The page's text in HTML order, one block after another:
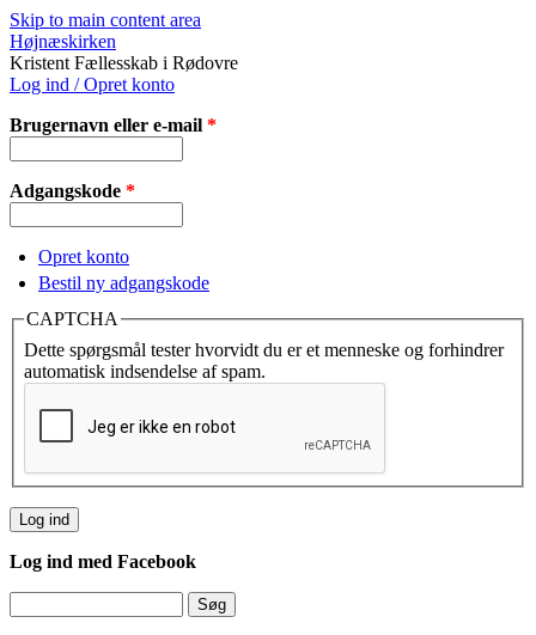
Skip to main content area
Højnæskirken
Kristent Fællesskab i Rødovre
Log ind / Opret konto
Brugernavn eller e-mail *
Adgangskode *
Opret konto
Bestil ny adgangskode
CAPTCHA
Dette spørgsmål tester hvorvidt du er et menneske og forhindrer
automatisk indsendelse af spam.
Log ind med Facebook